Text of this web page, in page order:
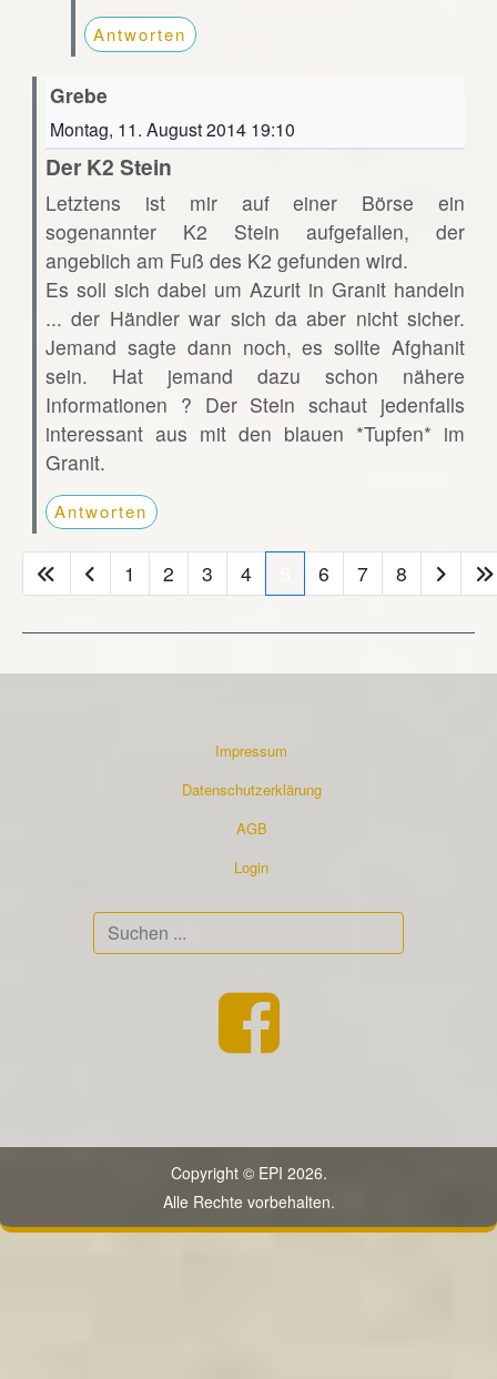
Antworten
Grebe
Montag, 11. August 2014 19:10
Der K2 Stein
Letztens ist mir auf einer Börse ein
sogenannter K2 Stein aufgefallen, der
angeblich am Fuß des K2 gefunden wird.
Es soll sich dabei um Azurit in Granit handeln
... der Händler war sich da aber nicht sicher.
Jemand sagte dann noch, es sollte Afghanit
sein. Hat jemand dazu schon nähere
Informationen ? Der Stein schaut jedenfalls
interessant aus mit den blauen *Tupfen* im
Granit.
Antworten
1 2 3 4 6 7 8
Impressum
Datenschutzerklärung
AGB
Login
Copyright © EPI 2026.
Alle Rechte vorbehalten.